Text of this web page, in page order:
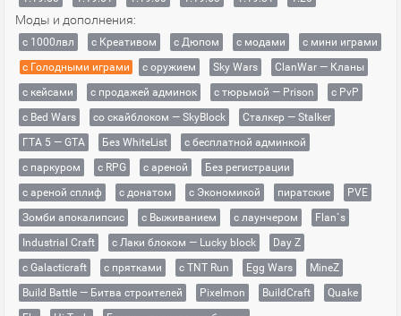
Моды и дополнения:
с 1000лвл c Креативом с Дюпом с модами
с мини играми
с Голодными играми
с оружием Sky Wars
ClanWar — Кланы
с кейсами
с продажей админок с тюрьмой — Prison
с PvP
с Bed Wars
со скайблоком — SkyBlock
Сталкер — Stalker
ГТА 5 — GTA
Без WhiteList
с бесплатной админкой
с паркуром
с RPG с ареной
Без регистрации
с ареной сплиф
с донатом с Экономикой пиратские
PVE
Зомби апокалипсис
с Выживанием с лаунчером
Flan`s
Industrial Craft
с Лаки блоком — Lucky block
Day Z
с Galacticraft
с прятками с TNT Run Egg Wars
MineZ
Build Battle — Битва строителей
Pixelmon BuildCraft
Quake